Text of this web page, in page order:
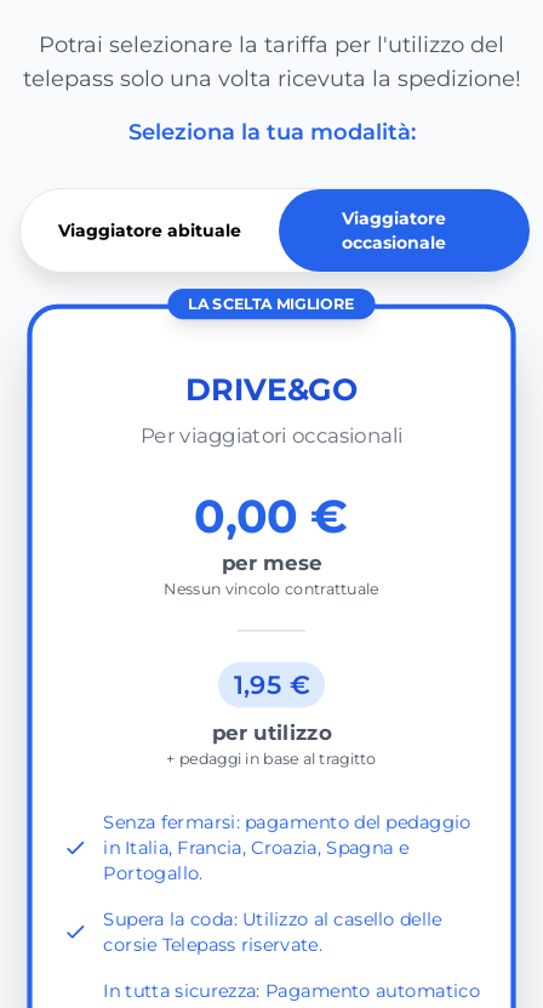
Potrai selezionare la tariffa per l'utilizzo del
telepass solo una volta ricevuta la spedizione!
Seleziona la tua modalità:
Viaggiatore abituale
Viaggiatore
occasionale
LA SCELTA MIGLIORE
DRIVE&GO
Per viaggiatori occasionali
0,00 €
per mese
Nessun vincolo contrattuale
1,95 €
per utilizzo
+ pedaggi in base al tragitto
Senza fermarsi: pagamento del pedaggio
in Italia, Francia, Croazia, Spagna e
Portogallo.
Supera la coda: Utilizzo al casello delle
corsie Telepass riservate.
In tutta sicurezza: Pagamento automatico